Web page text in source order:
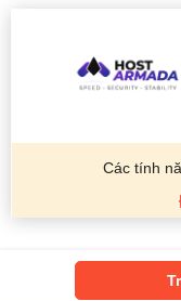
Các tính